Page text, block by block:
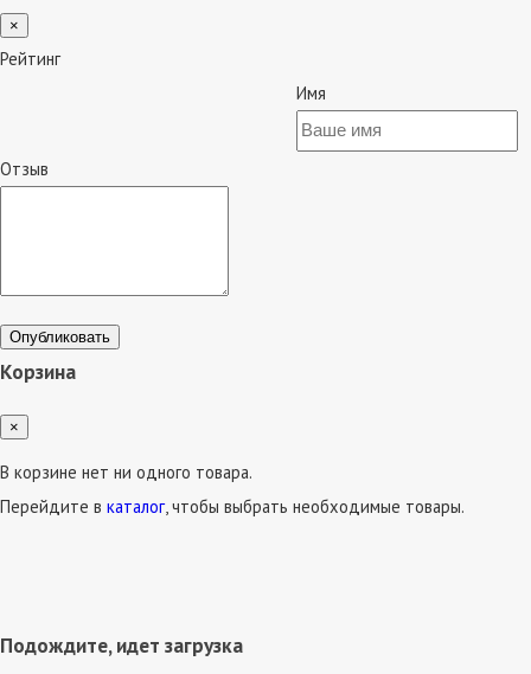
×
Рейтинг
Имя
Отзыв
Опубликовать
Корзина
×
В корзине нет ни одного товара.
Перейдите в каталог, чтобы выбрать необходимые товары.
Подождите, идет загрузка